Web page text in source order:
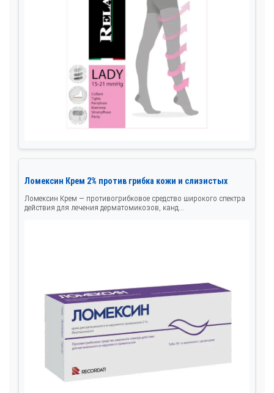
Ломексин Крем 2% против грибка кожи и слизистых
Ломексин Крем — противогрибковое средство широкого спектра
действия для лечения дерматомикозов, канд...